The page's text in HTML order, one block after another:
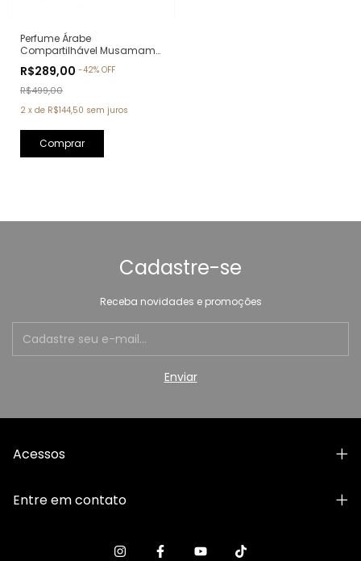
Perfume Árabe
Compartilhável Musamam
Parfum - 100ml
R$289,00 -42% OFF
R$499,00
2 x de R$144,50 sem juros
Cadastre-se
Receba novidades e promoções
Acessos
Entre em contato